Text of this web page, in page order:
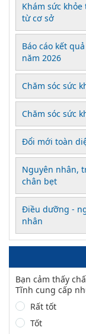
Khám sức
từ cơ sở
Báo cáo kết
năm 2026
Chăm sóc sức
Chăm sóc sức
Đổi mới toàn
Nguyên nhân,
chân bẹt
Điều dưỡng -
nhân
Bạn cảm thấy
Tĩnh cung cấp
Rất tốt
Tốt